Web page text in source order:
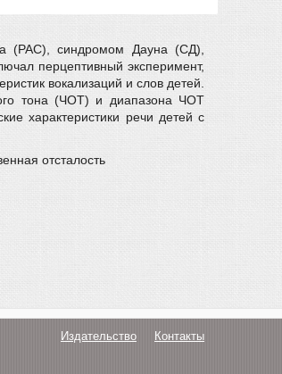
(РАС), синдромом Дауна (СД),
перцептивный эксперимент,
вокализаций и слов детей.
тона (ЧОТ) и диапазона ЧОТ
характеристики речи детей с
отсталость
Издательство Контакты